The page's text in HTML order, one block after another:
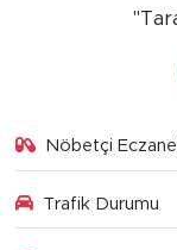
Nöbetçi
Trafik Durumu